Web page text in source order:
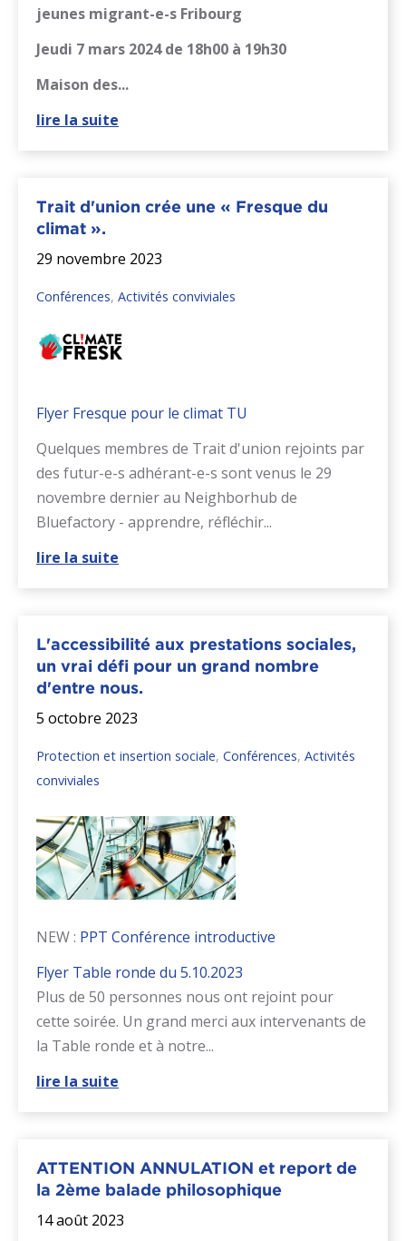
jeunes migrant-e-s Fribourg
Jeudi 7 mars 2024 de 18h00 à 19h30
Maison des...
lire la suite
Trait d'union crée une « Fresque du
climat ».
29 novembre 2023
Conférences, Activités conviviales
Flyer Fresque pour le climat TU
Quelques membres de Trait d'union rejoints par
des futur-e-s adhérant-e-s sont venus le 29
novembre dernier au Neighborhub de
Bluefactory - apprendre, réfléchir...
lire la suite
L'accessibilité aux prestations sociales,
un vrai défi pour un grand nombre
d'entre nous.
5 octobre 2023
Protection et insertion sociale, Conférences, Activités
conviviales
NEW : PPT Conférence introductive
Flyer Table ronde du 5.10.2023
Plus de 50 personnes nous ont rejoint pour
cette soirée. Un grand merci aux intervenants de
la Table ronde et à notre...
lire la suite
ATTENTION ANNULATION et report de
la 2ème balade philosophique
14 août 2023